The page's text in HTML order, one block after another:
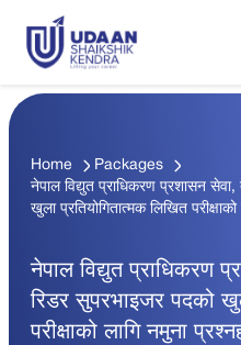
Home
Packages
नेपाल विद्युत प्राधिकरण प्रशासन
खुला प्रतियोगितात्मक लिखित
नेपाल विद्युत प्राधिकरण
रिडर सुपरभाइजर पदको
परीक्षाको लागि नमुना